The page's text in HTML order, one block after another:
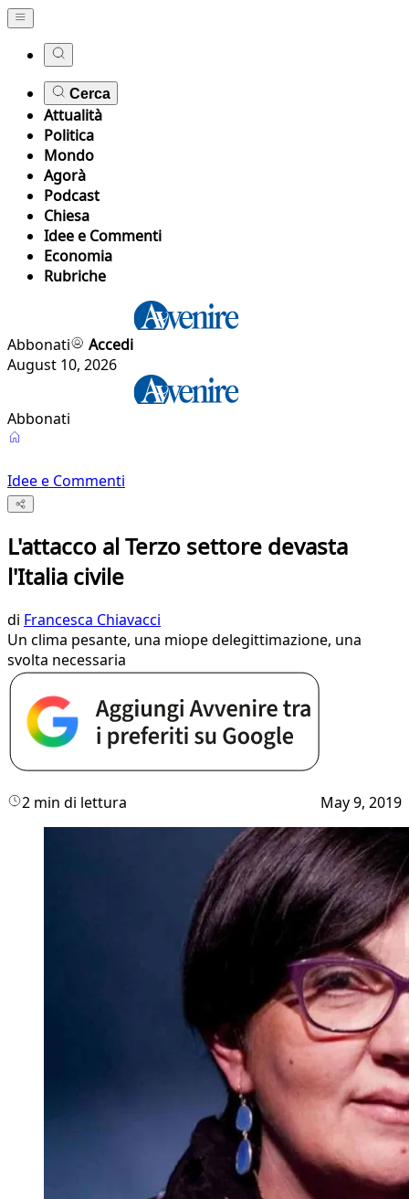
Cerca
Attualità
Politica
Mondo
Agorà
Podcast
Chiesa
Idee e Commenti
Economia
Rubriche
Abbonati
Accedi
August 10, 2026
Abbonati
Idee e Commenti
L'attacco al Terzo settore devasta
l'Italia civile
di Francesca Chiavacci
Un clima pesante, una miope delegittimazione, una
svolta necessaria
2 min di lettura May 9, 2019